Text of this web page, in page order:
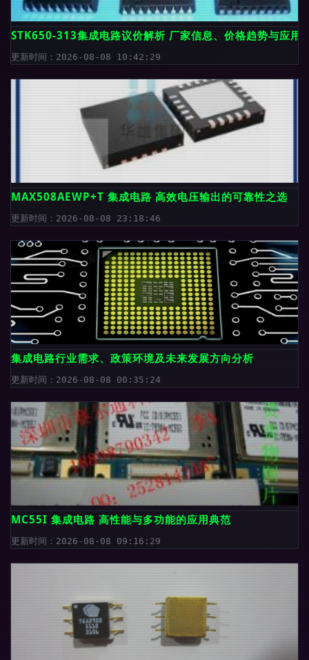
STK650-313集成电路议价解析 厂家信息、价格趋势与应用
更新时间：2026-08-08 10:42:29
MAX508AEWP+T 集成电路 高效电压输出的可靠性之选
更新时间：2026-08-08 23:18:46
集成电路行业需求、政策环境及未来发展方向分析
更新时间：2026-08-08 00:35:24
MC55I 集成电路 高性能与多功能的应用典范
更新时间：2026-08-08 09:16:29